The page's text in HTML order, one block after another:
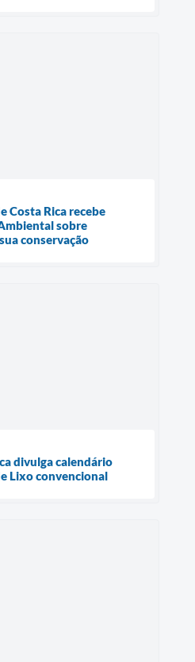
Costa Rica recebe
sobre
conservação
divulga calendário
Lixo convencional